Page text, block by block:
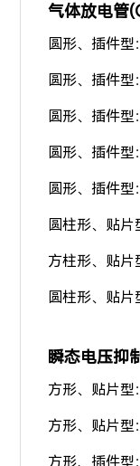
气体放电管
圆形、插件
圆形、插件型
圆形、插件型
圆形、插件型
圆形、插件型
圆柱形、贴
方柱形、贴片
圆柱形、贴片
瞬态电压抑
方形、贴片
方形、贴片型
方形、插件型